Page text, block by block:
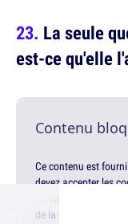
La seule
est-ce qu'elle
Contenu
Ce contenu est
devez accepter les
Modifiez ce choix à
de la Confidentialité"